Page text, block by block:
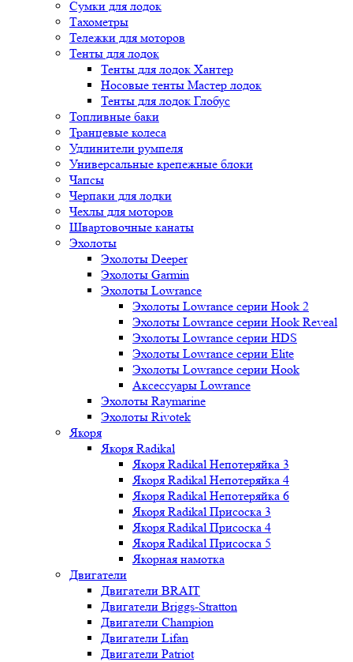
Сумки для лодок
Тахометры
Тележки для моторов
Тенты для лодок
Тенты для лодок Хантер
Носовые тенты Мастер лодок
Тенты для лодок Глобус
Топливные баки
Транцевые колеса
Удлинители румпеля
Универсальные крепежные блоки
Чапсы
Черпаки для лодки
Чехлы для моторов
Швартовочные канаты
Эхолоты
Эхолоты Deeper
Эхолоты Garmin
Эхолоты Lowrance
Эхолоты Lowrance серии Hook 2
Эхолоты Lowrance серии Hook Reveal
Эхолоты Lowrance серии HDS
Эхолоты Lowrance серии Elite
Эхолоты Lowrance серии Hook
Аксессуары Lowrance
Эхолоты Raymarine
Эхолоты Rivotek
Якоря
Якоря Radikal
Якоря Radikal Непотеряйка 3
Якоря Radikal Непотеряйка 4
Якоря Radikal Непотеряйка 6
Якоря Radikal Присоска 3
Якоря Radikal Присоска 4
Якоря Radikal Присоска 5
Якорная намотка
Двигатели
Двигатели BRAIT
Двигатели Briggs-Stratton
Двигатели Champion
Двигатели Lifan
Двигатели Patriot